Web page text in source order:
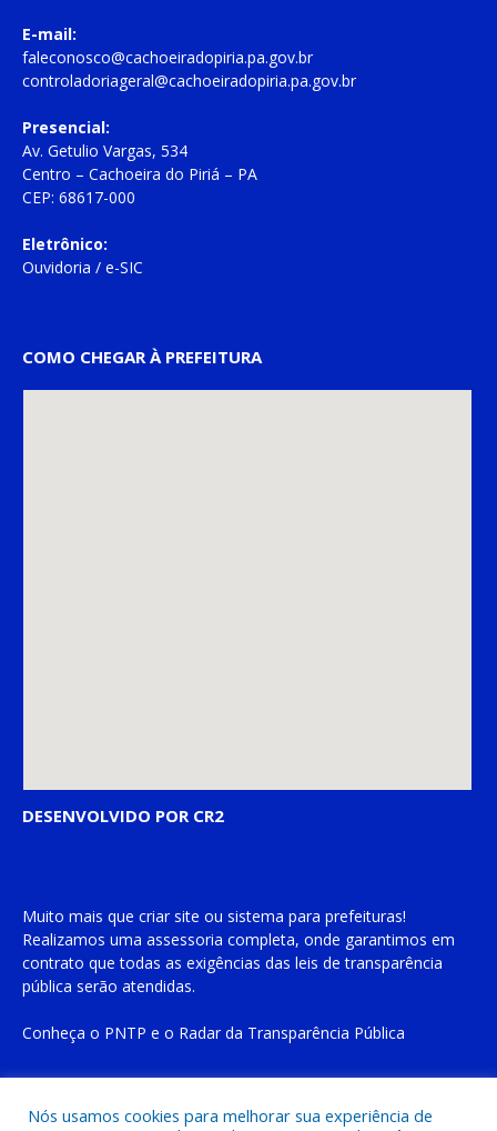
E-mail:
faleconosco@cachoeiradopiria.pa.gov.br
controladoriageral@cachoeiradopiria.pa.gov.br
Presencial:
Av. Getulio Vargas, 534
Centro – Cachoeira do Piriá – PA
CEP: 68617-000
Eletrônico:
Ouvidoria / e-SIC
COMO CHEGAR À PREFEITURA
DESENVOLVIDO POR CR2
Muito mais que criar site ou sistema para prefeituras!
Realizamos uma assessoria completa, onde garantimos em
contrato que todas as exigências das leis de transparência
pública serão atendidas.
Conheça o PNTP e o Radar da Transparência Pública
Nós usamos cookies para melhorar sua experiência de